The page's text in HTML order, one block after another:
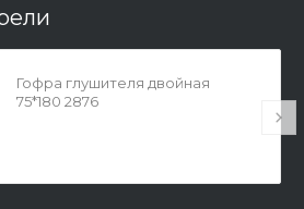
Гофра глушителя двойная
75*180 2876